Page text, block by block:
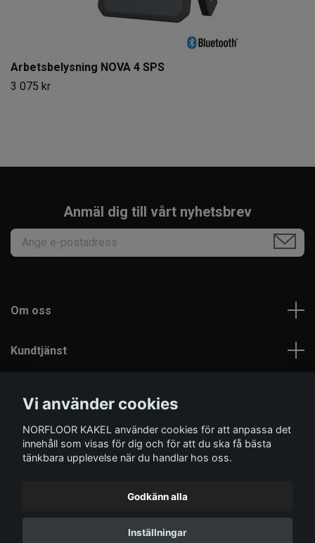
Arbetsbelysning NOVA 4 SPS
3 075 kr
Anmäl dig till vårt nyhetsbrev
Om oss
Kundtjänst
Sociala medier
© 2026 Norfloor Kakel
Vi använder cookies
NORFLOOR KAKEL använder cookies för att anpassa det
innehåll som visas för dig och för att du ska få bästa
tänkbara upplevelse när du handlar hos oss.
Godkänn alla
Inställningar